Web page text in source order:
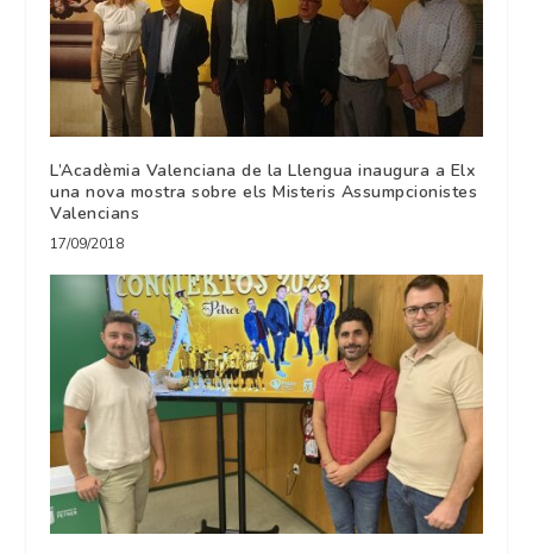
L’Acadèmia Valenciana de la Llengua inaugura a Elx
una nova mostra sobre els Misteris Assumpcionistes
Valencians
17/09/2018